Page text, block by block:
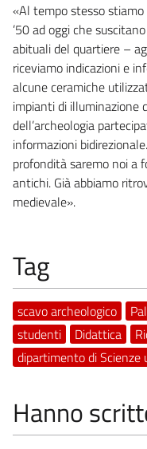
«Al tempo stesso
’50 ad oggi che
abituali del quartiere –
riceviamo indicazioni e
alcune ceramiche
impianti di illuminazione
dell’archeologia
informazioni
profondità saremo noi a
antichi. Già abbiamo
medievale».
Tag
scavo archeologico
studenti
Didattica
dipartimento di Scienze
Hanno